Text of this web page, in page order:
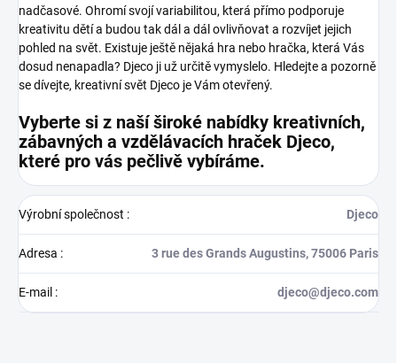
nadčasové. Ohromí svojí variabilitou, která přímo podporuje
kreativitu dětí a budou tak dál a dál ovlivňovat a rozvíjet jejich
pohled na svět. Existuje ještě nějaká hra nebo hračka, která Vás
dosud nenapadla? Djeco ji už určitě vymyslelo. Hledejte a pozorně
se dívejte, kreativní svět Djeco je Vám otevřený.
Vyberte si z naší široké nabídky kreativních,
zábavných a vzdělávacích hraček Djeco,
které pro vás pečlivě vybíráme.
Výrobní společnost : Djeco
Adresa : 3 rue des Grands Augustins, 75006 Paris
E-mail : djeco@djeco.com